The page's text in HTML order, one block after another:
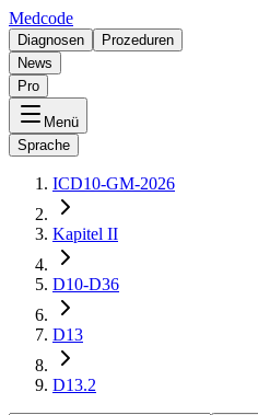
Medcode
Diagnosen
Prozeduren
News
Pro
Menü
Sprache
ICD10-GM-2026
Kapitel II
D10-D36
D13
D13.2